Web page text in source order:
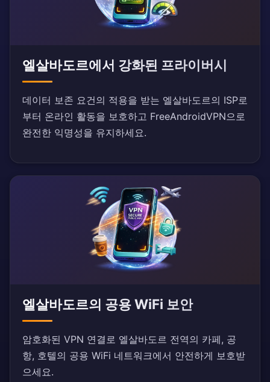
엘살바도르에서 강화된 프라이버시
데이터 보존 요건의 적용을 받는 엘살바도르의 ISP로
부터 온라인 활동을 보호하고 FreeAndroidVPN으로
완전한 익명성을 유지하세요.
엘살바도르의 공용 WiFi 보안
암호화된 VPN 연결로 엘살바도르 전역의 카페, 공
항, 호텔의 공용 WiFi 네트워크에서 안전하게 보호받
으세요.